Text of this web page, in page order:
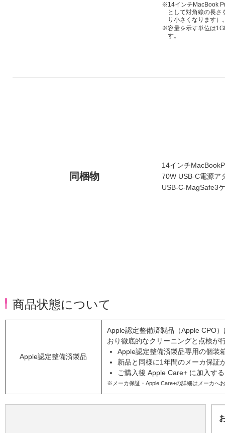
※14インチMacBook
として対角線の長
り小さくなります）
※容量を示す単位は
す。
同梱物
14インチ
70W USB-C電源ア
USB-C-MagSafe3
商品状態について
Apple認定整備済製品
Apple認定整備済製品（Apple CPO
おり徹底的なクリーニングと点検が
Apple認定整備済製品専用の個装
新品と同様に1年間のメーカ保証
ご購入後 Apple Care+ に加入す
※メーカ保証・Apple Care+の詳細はメーカへ